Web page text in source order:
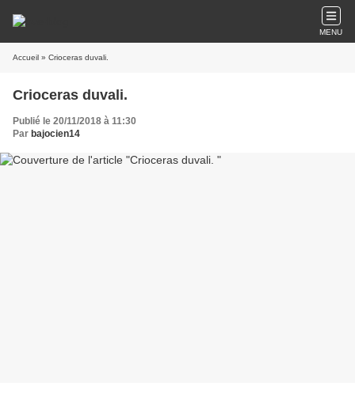
MENU
Accueil » Crioceras duvali.
Crioceras duvali.
Publié le 20/11/2018 à 11:30
Par bajocien14